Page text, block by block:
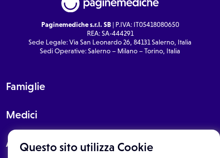
Questo sito utilizza Cookie
Paginemediche s.r.l. SB| P.IVA: IT05418080650
REA: SA-444291
Sede Legale: Via San Leonardo 26, 84131 Salerno, Italia
Sedi Operative: Salerno – Milano – Torino, Italia
Famiglie
Medici
About